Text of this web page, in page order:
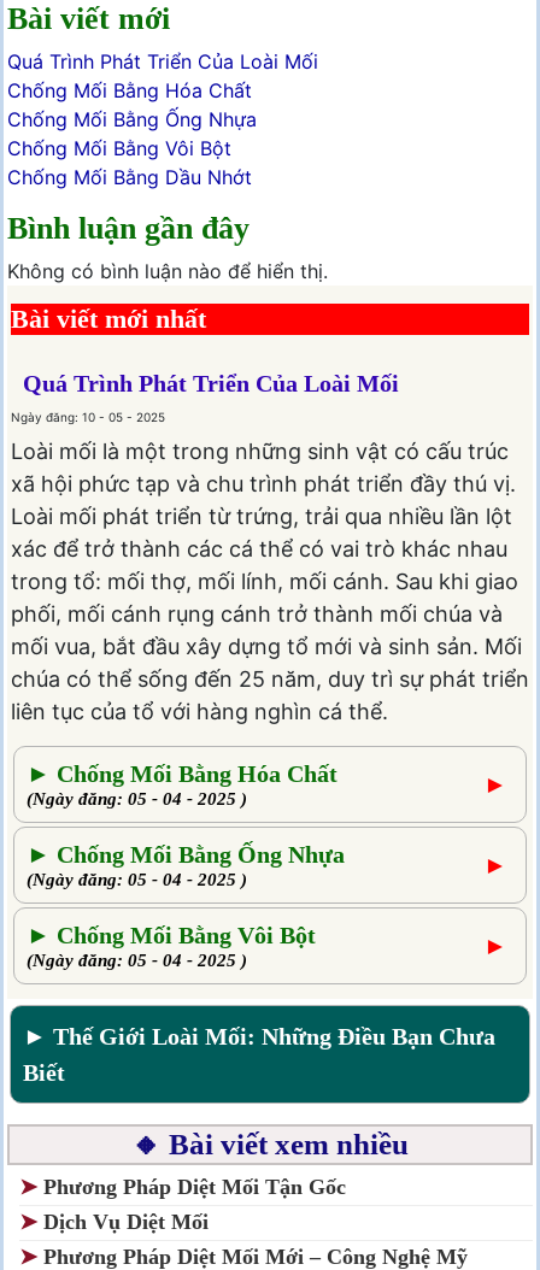
Bài viết mới
Quá Trình Phát Triển Của Loài Mối
Chống Mối Bằng Hóa Chất
Chống Mối Bằng Ống Nhựa
Chống Mối Bằng Vôi Bột
Chống Mối Bằng Dầu Nhớt
Bình luận gần đây
Không có bình luận nào để hiển thị.
Bài viết mới nhất
Quá Trình Phát Triển Của Loài Mối
Ngày đăng: 10 - 05 - 2025
Loài mối là một trong những sinh vật có cấu trúc
xã hội phức tạp và chu trình phát triển đầy thú vị.
Loài mối phát triển từ trứng, trải qua nhiều lần lột
xác để trở thành các cá thể có vai trò khác nhau
trong tổ: mối thợ, mối lính, mối cánh. Sau khi giao
phối, mối cánh rụng cánh trở thành mối chúa và
mối vua, bắt đầu xây dựng tổ mới và sinh sản. Mối
chúa có thể sống đến 25 năm, duy trì sự phát triển
liên tục của tổ với hàng nghìn cá thể.
► Chống Mối Bằng Hóa Chất
(Ngày đăng: 05 - 04 - 2025 )
►
► Chống Mối Bằng Ống Nhựa
(Ngày đăng: 05 - 04 - 2025 )
►
► Chống Mối Bằng Vôi Bột
(Ngày đăng: 05 - 04 - 2025 )
►
► Thế Giới Loài Mối: Những Điều Bạn Chưa
Biết
🔸 Bài viết xem nhiều
➤ Phương Pháp Diệt Mối Tận Gốc
➤ Dịch Vụ Diệt Mối
➤ Phương Pháp Diệt Mối Mới – Công Nghệ Mỹ